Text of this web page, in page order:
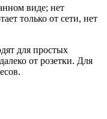
виде; нет
только от сети, нет
для простых
от розетки. Для